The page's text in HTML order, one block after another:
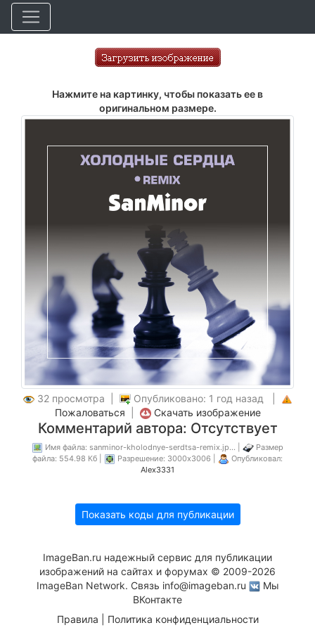
Нажмите на картинку, чтобы показать ее в
оригинальном размере.
32 просмотра |
Опубликовано: 1 год назад |
Пожаловаться
Скачать изображение
Комментарий автора: Отсутствует
Имя файла: sanminor-kholodnye-serdtsa-remix.jp... |
Размер
файла: 554.98 Кб |
Разрешение: 3000x3006 |
Опубликовал:
Alex3331
Показать коды для публикации
ImageBan.ru надежный сервис для публикации
изображений на сайтах и форумах © 2009-2026
ImageBan Network. Связь info@imageban.ru
Мы
ВКонтакте
Правила
Политика конфиденциальности